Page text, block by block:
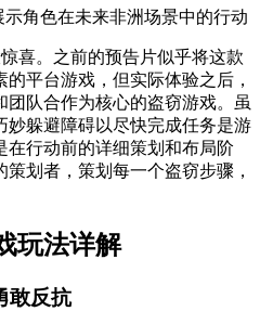
惊喜。之前的预告片似乎将这款
平台游戏，但实际体验之后，
队合作为核心的盗窃游戏。虽
妙躲避障碍以尽快完成任务是游
在行动前的详细策划和布局阶
划者，策划每一个盗窃步骤，
玩法详解
敢反抗